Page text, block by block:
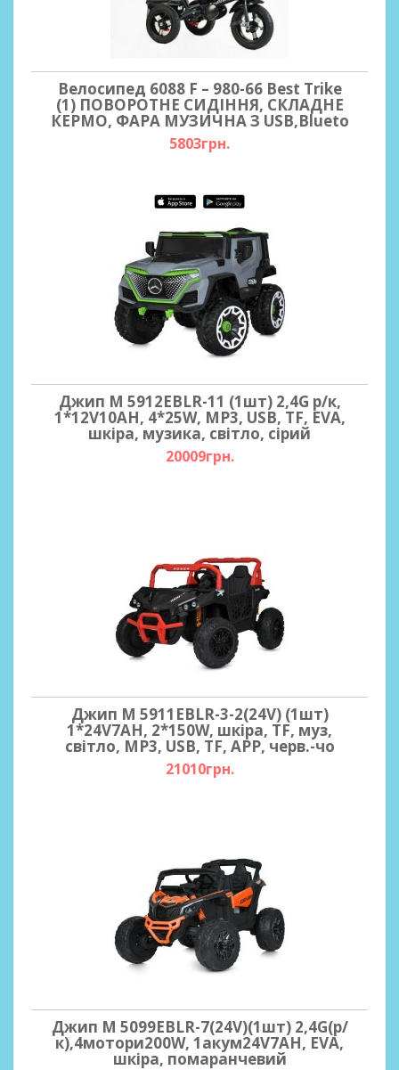
Велосипед 6088 F – 980-66 Best Trike
(1) ПОВОРОТНЕ СИДІННЯ, СКЛАДНЕ
КЕРМО, ФАРА МУЗИЧНА З USB,Blueto
5803грн.
Джип M 5912EBLR-11 (1шт) 2,4G р/к,
1*12V10AH, 4*25W, MP3, USB, TF, EVA,
шкіра, музика, світло, сірий
20009грн.
Джип M 5911EBLR-3-2(24V) (1шт)
1*24V7AH, 2*150W, шкіра, TF, муз,
світло, MP3, USB, TF, APP, черв.-чо
21010грн.
Джип M 5099EBLR-7(24V)(1шт) 2,4G(р/
к),4мотори200W, 1акум24V7AH, EVA,
шкіра, помаранчевий